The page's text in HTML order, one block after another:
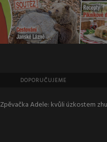
DOPORUČUJEME
Zpěvačka Adele: kvůli úzkostem